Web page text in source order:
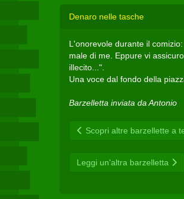
Denaro nelle tasche
L'onorevole durante il
male di me. Eppure vi
illecito...".
Una voce dal fondo della
Barzelletta inviata da Antonio
Scopri altre barzellette a
Leggi un'altra barzelletta